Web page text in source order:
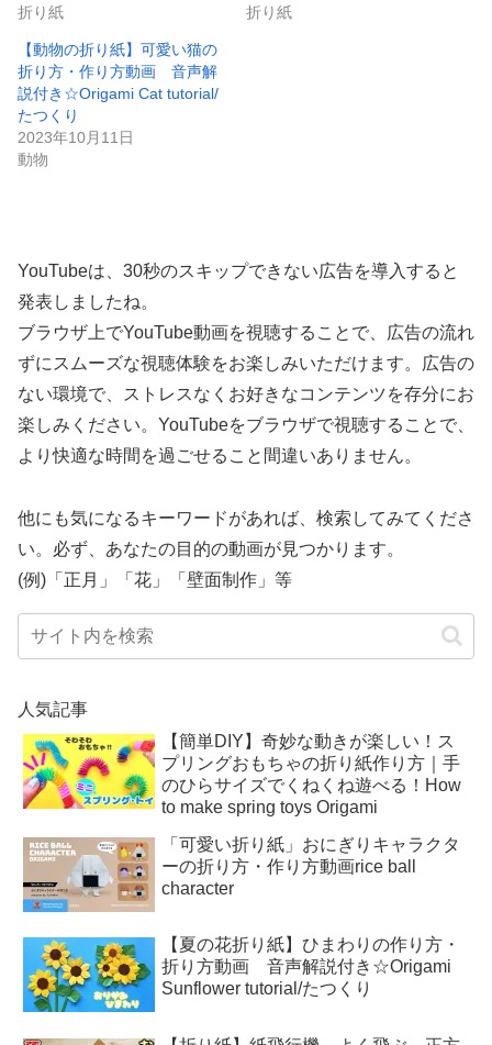
折り紙
折り紙
【動物の折り紙】可愛い猫の
折り方・作り方動画 音声解
説付き☆Origami Cat tutorial/
たつくり
2023年10月11日
動物
YouTubeは、30秒のスキップできない広告を導入すると
発表しましたね。
ブラウザ上でYouTube動画を視聴することで、広告の流れ
ずにスムーズな視聴体験をお楽しみいただけます。広告の
ない環境で、ストレスなくお好きなコンテンツを存分にお
楽しみください。YouTubeをブラウザで視聴することで、
より快適な時間を過ごせること間違いありません。
他にも気になるキーワードがあれば、検索してみてくださ
い。必ず、あなたの目的の動画が見つかります。
(例)「正月」「花」「壁面制作」等
人気記事
【簡単DIY】奇妙な動きが楽しい！ス
プリングおもちゃの折り紙作り方｜手
のひらサイズでくねくね遊べる！How
to make spring toys Origami
「可愛い折り紙」おにぎりキャラクタ
ーの折り方・作り方動画rice ball
character
【夏の花折り紙】ひまわりの作り方・
折り方動画 音声解説付き☆Origami
Sunflower tutorial/たつくり